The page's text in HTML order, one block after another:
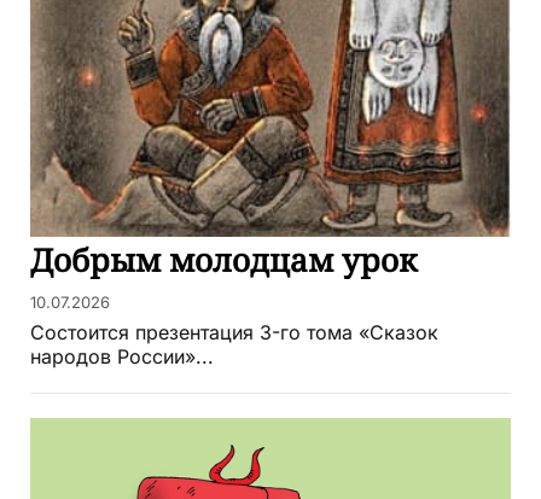
Добрым молодцам урок
10.07.2026
Состоится презентация 3-го тома «Сказок
народов России»...